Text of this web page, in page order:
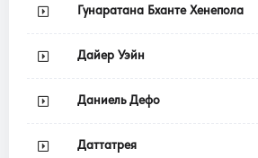
Гунаратана Бханте Хенепола
Дайер Уэйн
Даниель Дефо
Даттатрея